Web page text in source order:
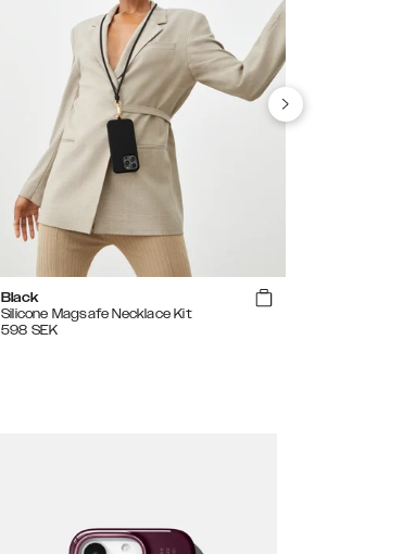
Black
Silicone Magsafe Necklace Kit
598 SEK